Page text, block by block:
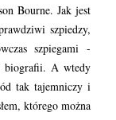
Bourne. Jak jest
szpiedzy,
szpiegami -
biografii. A wtedy
tak tajemniczy i
którego można